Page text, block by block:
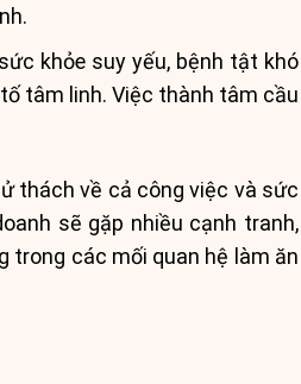
khỏe suy yếu, bệnh tật khó
tâm linh. Việc thành tâm cầu
thách về cả công việc và sức
sẽ gặp nhiều cạnh tranh,
trong các mối quan hệ làm ăn